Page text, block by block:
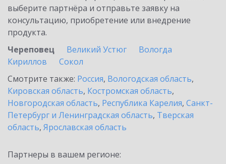
выберите партнёра и отправьте заявку на
консультацию, приобретение или внедрение
продукта.
Череповец
Великий Устюг
Вологда
Кириллов
Сокол
Смотрите также: Россия, Вологодская область,
Кировская область, Костромская область,
Новгородская область, Республика Карелия, Санкт-
Петербург и Ленинградская область, Тверская
область, Ярославская область
Партнеры в вашем регионе: